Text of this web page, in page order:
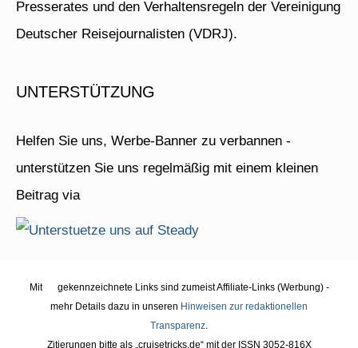
Presserates und den Verhaltensregeln der Vereinigung
Deutscher Reisejournalisten (VDRJ).
UNTERSTÜTZUNG
Helfen Sie uns, Werbe-Banner zu verbannen -
unterstützen Sie uns regelmäßig mit einem kleinen
Beitrag via
Mit
gekennzeichnete Links sind zumeist Affiliate-Links (Werbung) -
mehr Details dazu in unseren Hinweisen zur redaktionellen
Transparenz.
Zitierungen bitte als „cruisetricks.de“ mit der ISSN 3052-816X